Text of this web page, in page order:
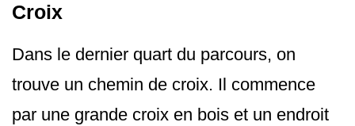
Croix
Dans le dernier quart du parcours, on
trouve un chemin de croix. Il commence
par une grande croix en bois et un endroit